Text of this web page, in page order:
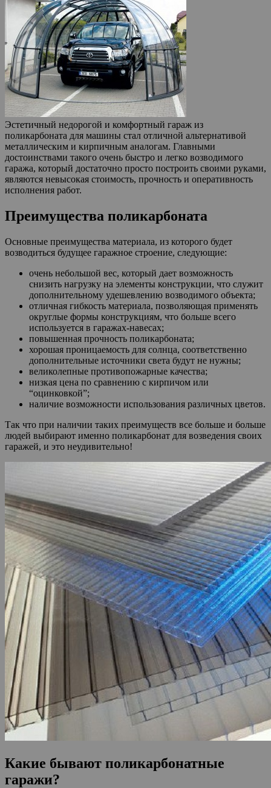
Эстетичный недорогой и комфортный гараж из
поликарбоната для машины стал отличной альтернативой
металлическим и кирпичным аналогам. Главными
достоинствами такого очень быстро и легко возводимого
гаража, который достаточно просто построить своими руками,
являются невысокая стоимость, прочность и оперативность
исполнения работ.
Преимущества поликарбоната
Основные преимущества материала, из которого будет
возводиться будущее гаражное строение, следующие:
очень небольшой вес, который дает возможность
снизить нагрузку на элементы конструкции, что служит
дополнительному удешевлению возводимого объекта;
отличная гибкость материала, позволяющая применять
округлые формы конструкциям, что больше всего
используется в гаражах-навесах;
повышенная прочность поликарбоната;
хорошая проницаемость для солнца, соответственно
дополнительные источники света будут не нужны;
великолепные противопожарные качества;
низкая цена по сравнению с кирпичом или
“оцинковкой”;
наличие возможности использования различных цветов.
Так что при наличии таких преимуществ все больше и больше
людей выбирают именно поликарбонат для возведения своих
гаражей, и это неудивительно!
Какие бывают поликарбонатные
гаражи?